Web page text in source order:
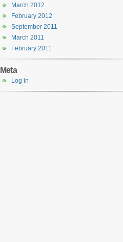
March 2012
February 2012
September 2011
March 2011
February 2011
Meta
Log in